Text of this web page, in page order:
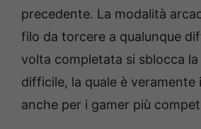
precedente. La modalità
filo da torcere a qualunque
volta completata si sblocca
difficile, la quale è veramente
anche per i gamer più